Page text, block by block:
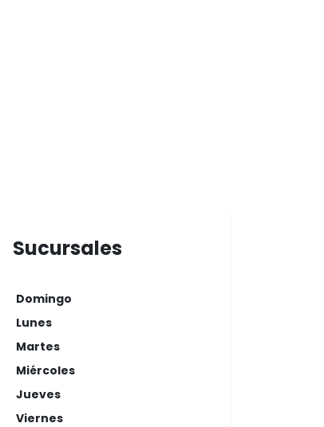
Sucursales
Domingo
Lunes
Martes
Miércoles
Jueves
Viernes